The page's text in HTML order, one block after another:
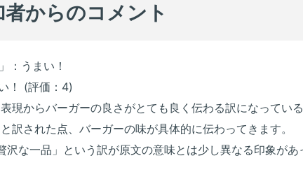
からのコメント
：うまい！
！ (評価：4)
現からバーガーの良さがとても良く伝わる訳になっている
訳された点、バーガーの味が具体的に伝わってきます。
沢な一品」という訳が原文の意味とは少し異なる印象が